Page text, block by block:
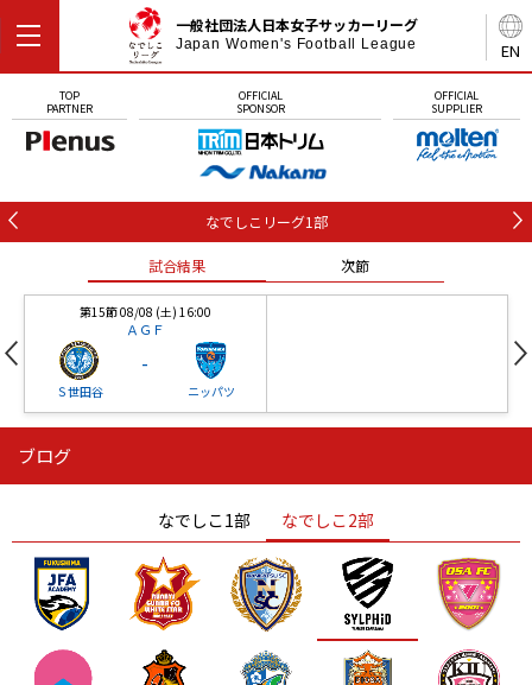
EN
一般社団法人日本女子サッカーリーグ
Japan Women's Football League
TOP
PARTNER
OFFICIAL
SPONSOR
OFFICIAL
SUPPLIER
なでしこリーグ1部
試合結果 次節
第15節 08/08 (土) 16:00
ＡＧＦ
Ｓ世田谷
-
ニッパツ
ニッパツ
ニッパツ 名古屋
石人の星
静岡 愛媛Ｌ
ブログ
なでしこ1部 なでしこ2部